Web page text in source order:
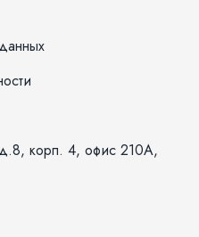
корп. 4, офис 210А,